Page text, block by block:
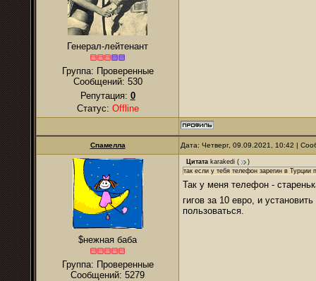
Генерал-лейтенант
Группа: Проверенные
Сообщений: 530
Репутация: 0
Статус: Offline
Спамелла Дата: Четверг, 09.09.2021, 10:42 |
$нежная баба
Группа: Проверенные
Сообщений: 5279
Цитата karakedi (
)
так если у тебя телефон зарегин в Турции
Так у меня телефон -
гигов за 10 евро, и
пользоваться.